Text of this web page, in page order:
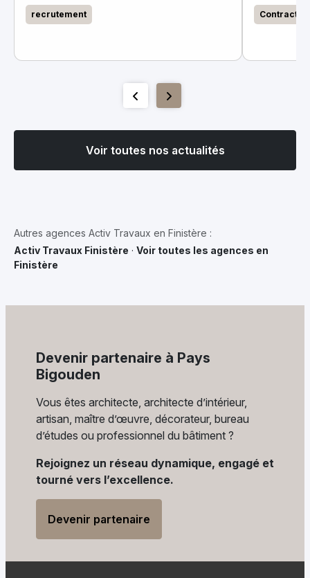
recrutement
Voir toutes nos actualités
Autres agences Activ Travaux en Finistère :
Activ Travaux Finistère · Voir toutes les agences en
Finistère
Devenir partenaire à Pays
Bigouden
Vous êtes architecte, architecte d’intérieur,
artisan, maître d’œuvre, décorateur, bureau
d’études ou professionnel du bâtiment ?
Rejoignez un réseau dynamique, engagé et
tourné vers l’excellence.
Devenir partenaire